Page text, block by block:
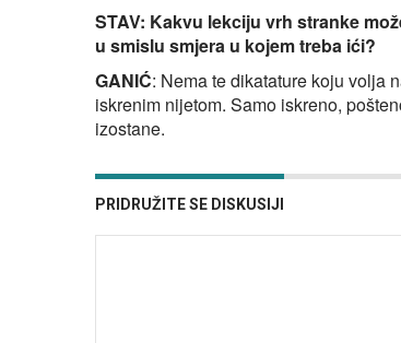
STAV: Kakvu lekciju vrh stranke
u smislu smjera u kojem treba ići?
GANIĆ: Nema te dikatature koju volja
iskrenim nijetom. Samo iskreno,
izostane.
PRIDRUŽITE SE DISKUSIJI